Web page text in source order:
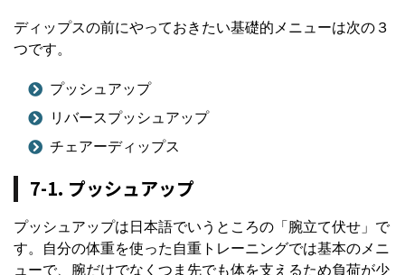
ディップスの前にやっておきたい基礎的メニューは次の３
つです。
プッシュアップ
リバースプッシュアップ
チェアーディップス
7-1. プッシュアップ
プッシュアップは日本語でいうところの「腕立て伏せ」で
す。自分の体重を使った自重トレーニングでは基本のメニ
ューで、腕だけでなくつま先でも体を支えるため負荷が少